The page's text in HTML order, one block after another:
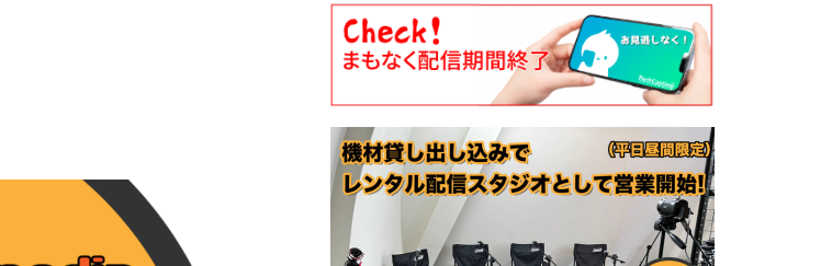
馬王〜酒と馬と鮨と女〜vol.21
2024.10.01
小日向由衣の七転び八起き 20〜た
にこひ家〜
まもなく配信終了